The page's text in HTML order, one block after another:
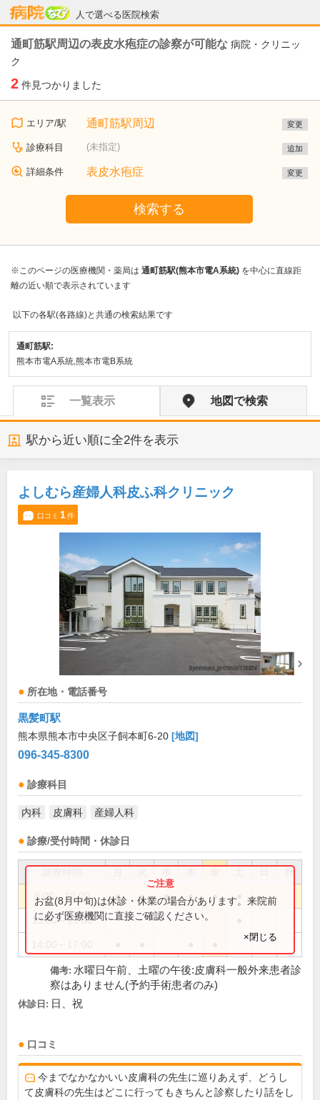
人で選べる医院検索
病院なび
通町筋駅周辺の表皮水疱症の診察が可能な 病院・クリニッ
ク
2 件見つかりました
エリア/駅 通町筋駅周辺 変更
診療科目 (未指定) 追加
詳細条件 表皮水疱症 変更
検索する
※このページの医療機関・薬局は 通町筋駅(熊本市電A系統) を中心に直線距
離の近い順で表示されています
以下の各駅(各路線)と共通の検索結果です
通町筋駅:
熊本市電A系統,熊本市電B系統
一覧表示 地図で検索
駅から近い順に全2件を表示
よしむら産婦人科皮ふ科クリニック
口コミ 1件
所在地・電話番号
黒髪町駅
熊本県熊本市中央区子飼本町6-20 [地図]
096-345-8300
診療科目
内科 皮膚科 産婦人科
診療/受付時間・休診日
祝
9:00～12:00 ● ● ● ● ●
13:00～15:00
お盆(8月中旬)は休診・休業の場合があります。来院前
に必ず医療機関に直接ご確認ください。
×閉じる
備考: 水曜日午前、土曜の午後:皮膚科一般外来患者診
察はありません(予約手術患者のみ)
休診日: 日、祝
口コミ
今までなかなかいい皮膚科の先生に巡りあえず、どうし
て皮膚科の先生はどこに行ってもきちんと診察したり話をし